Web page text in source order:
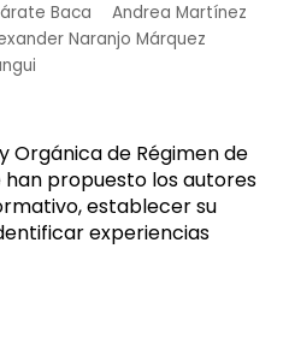
Baca
Andrea Martínez
Naranjo Márquez
Orgánica de Régimen de
propuesto los autores
establecer su
experiencias